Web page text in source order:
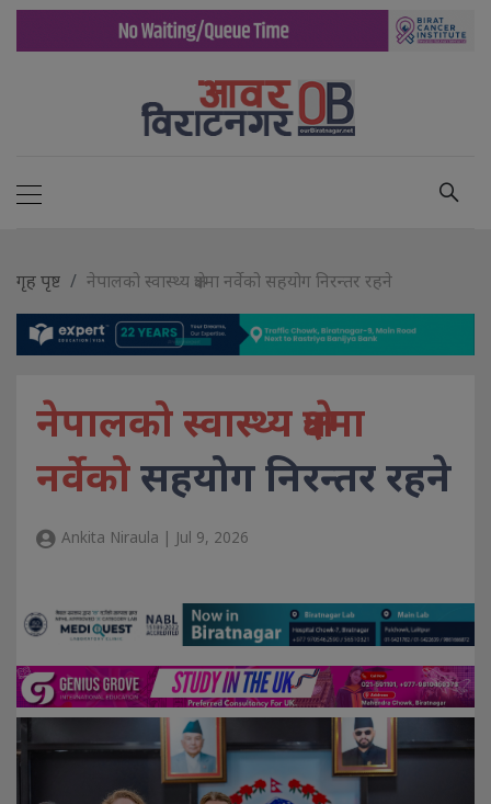
गृह पृष्ट नेपालको स्वास्थ्य क्षेत्रमा नर्वेको सहयोग निरन्तर रहने
नेपालको स्वास्थ्य क्षेत्रमा
नर्वेकोसहयोग निरन्तर रहने
Ankita Niraula | Jul 9, 2026